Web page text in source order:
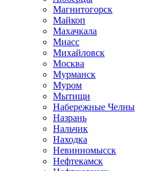
Магнитогорск
Майкоп
Махачкала
Миасс
Михайловск
Москва
Мурманск
Муром
Мытищи
Набережные Челны
Назрань
Нальчик
Находка
Невинномысск
Нефтекамск